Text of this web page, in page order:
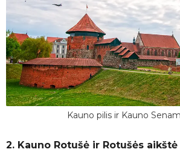
Kauno pilis ir Kauno
2. Kauno Rotušė ir Rotušės aikštė